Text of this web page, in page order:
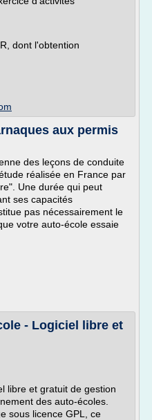
dont l'obtention
aux permis
des leçons de conduite
réalisée en France par
Une durée qui peut
ses capacités
pas nécessairement le
votre auto-école essaie
- Logiciel libre et
libre et gratuit de gestion
des auto-écoles.
sous licence GPL, ce